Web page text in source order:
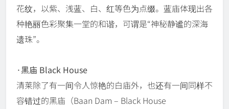
花纹，以紫、浅蓝、白、红等色为点缀。蓝庙体现出各
种艳丽色彩聚集一堂的和谐，可谓是“神秘静谧的深海
遗珠”。
·黑庙 Black House
清莱除了有一间令人惊艳的白庙外，也还有一间同样不
容错过的黑庙（Baan Dam – Black House